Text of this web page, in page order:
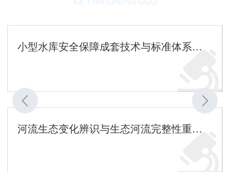
小型水库安全保障成套技术与标准体系及应用
河流生态变化辨识与生态河流完整性重构一体化技术及应用